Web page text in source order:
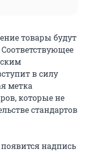
товары будут
в силу
метка
которые не
стандартов
надпись